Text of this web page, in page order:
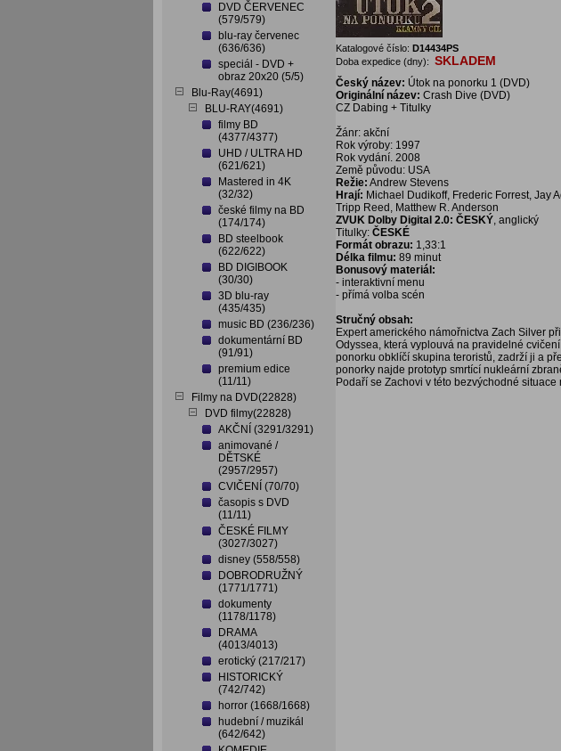
DVD ČERVENEC
(579/579)
blu-ray červenec
(636/636)
speciál - DVD +
obraz 20x20 (5/5)
Blu-Ray(4691)
BLU-RAY(4691)
filmy BD
(4377/4377)
UHD / ULTRA HD
(621/621)
Mastered in 4K
(32/32)
české filmy na BD
(174/174)
BD steelbook
(622/622)
BD DIGIBOOK
(30/30)
3D blu-ray
(435/435)
music BD (236/236)
dokumentární BD
(91/91)
premium edice
(11/11)
Filmy na DVD(22828)
DVD filmy(22828)
AKČNÍ (3291/3291)
animované /
DĚTSKÉ
(2957/2957)
CVIČENÍ (70/70)
časopis s DVD
(11/11)
ČESKÉ FILMY
(3027/3027)
disney (558/558)
DOBRODRUŽNÝ
(1771/1771)
dokumenty
(1178/1178)
DRAMA
(4013/4013)
erotický (217/217)
HISTORICKÝ
(742/742)
horror (1668/1668)
hudební / muzikál
(642/642)
Katalogové číslo: D14434PS
Doba expedice (dny): SKLADEM
Český název: Útok na ponorku 1 (DVD)
Originální název: Crash Dive (DVD)
CZ Dabing + Titulky
Žánr: akční
Rok výroby: 1997
Rok vydání. 2008
Země původu: USA
Režie: Andrew Stevens
Hrají: Michael Dudikoff, Frederic Forrest, Jay
Tripp Reed, Matthew R. Anderson
ZVUK Dolby Digital 2.0: ČESKÝ, anglický
Titulky: ČESKÉ
Formát obrazu: 1,33:1
Délka filmu: 89 minut
Bonusový materiál:
- interaktivní menu
- přímá volba scén
Stručný obsah:
Expert amerického námořnictva Zach Silver
Odyssea, která vyplouvá na pravidelné
ponorku obklíčí skupina teroristů, zadrží ji a
ponorky najde prototyp smrtící nukleární
Podaří se Zachovi v této bezvýchodné